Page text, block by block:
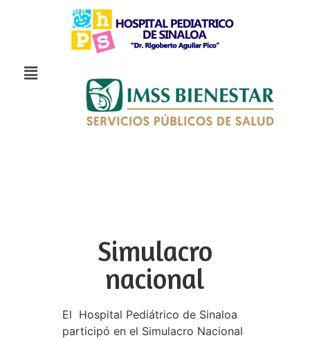
Simulacro
nacional
El Hospital Pediátrico de Sinaloa
participó en el Simulacro Nacional